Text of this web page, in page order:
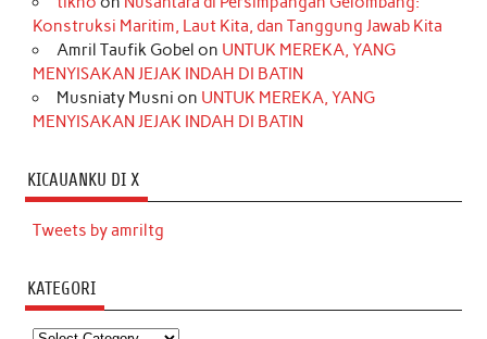
Konstruksi Maritim, Laut Kita, dan Tanggung Jawab Kita
Amril Taufik Gobel on UNTUK MEREKA, YANG
MENYISAKAN JEJAK INDAH DI BATIN
Musniaty Musni on UNTUK MEREKA, YANG
MENYISAKAN JEJAK INDAH DI BATIN
KICAUANKU DI X
Tweets by amriltg
KATEGORI
Kategori